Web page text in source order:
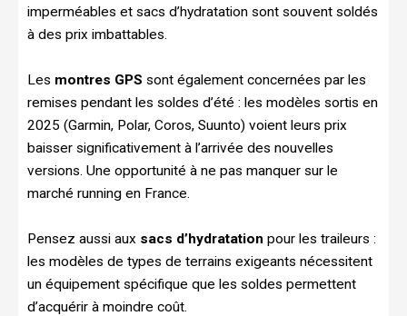
imperméables et sacs d’hydratation sont souvent soldés
à des prix imbattables.
Les montres GPS sont également concernées par les
remises pendant les soldes d’été : les modèles sortis en
2025 (Garmin, Polar, Coros, Suunto) voient leurs prix
baisser significativement à l’arrivée des nouvelles
versions. Une opportunité à ne pas manquer sur le
marché running en France.
Pensez aussi aux sacs d’hydratation pour les traileurs :
les modèles de types de terrains exigeants nécessitent
un équipement spécifique que les soldes permettent
d’acquérir à moindre coût.